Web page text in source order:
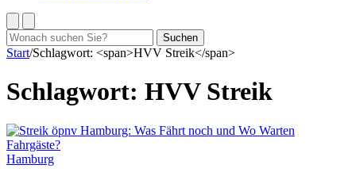
Suchen
nach:
Suchen
Start/Schlagwort: <span>HVV Streik</span>
Schlagwort: HVV Streik
Hamburg